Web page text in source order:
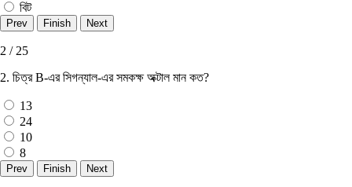
বিট
2 / 25
2. চিত্র B-এর সিগন্যাল-এর সমকক্ষ অক্টাল মান কত?
13
24
10
8